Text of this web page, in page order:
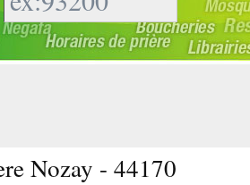
Nozay - 44170